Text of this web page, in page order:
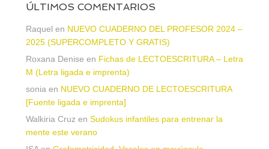
ÚLTIMOS COMENTARIOS
Raquel en NUEVO CUADERNO DEL PROFESOR 2024 –
2025 (SUPERCOMPLETO Y GRATIS)
Roxana Denise en Fichas de LECTOESCRITURA – Letra
M (Letra ligada e imprenta)
sonia en NUEVO CUADERNO DE LECTOESCRITURA
[Fuente ligada e imprenta]
Walkiria Cruz en Sudokus infantiles para entrenar la
mente este verano